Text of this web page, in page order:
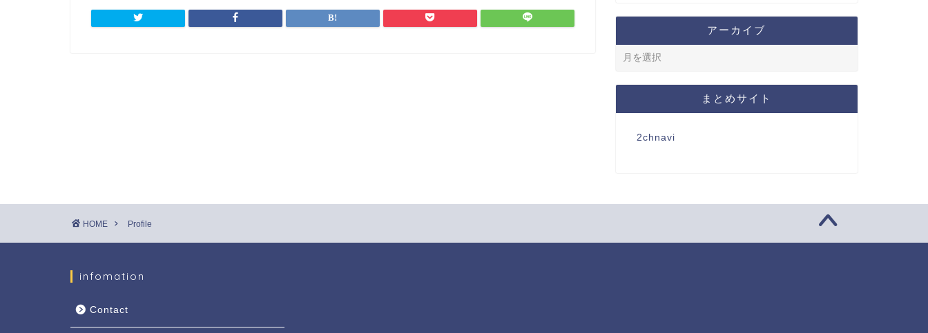
アーカイブ
まとめサイト
2chnavi
HOME Profile
infomation
Contact